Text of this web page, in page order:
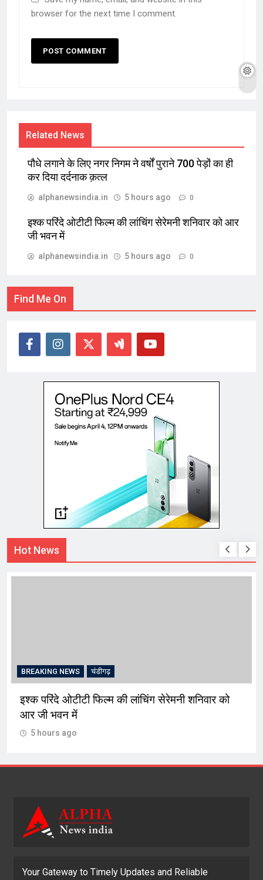
browser for the next time I comment.
Related News
पौधे लगाने के लिए नगर निगम ने वर्षों पुराने 700 पेड़ों का ही
कर दिया दर्दनाक क़त्ल
alphanewsindia.in 5 hours ago 0
इश्क परिंदे ओटीटी फिल्म की लांचिंग सेरेमनी शनिवार को आर
जी भवन में
alphanewsindia.in 5 hours ago 0
Find Me On
Hot News
BREAKING NEWS चंडीगढ़
इश्क परिंदे ओटीटी फिल्म की लांचिंग सेरेमनी शनिवार को
आर जी भवन में
5 hours ago
Your Gateway to Timely Updates and Reliable